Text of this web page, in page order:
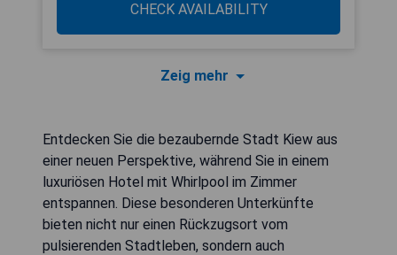
CHECK AVAILABILITY
Zeig mehr
Entdecken Sie die bezaubernde Stadt Kiew aus
einer neuen Perspektive, während Sie in einem
luxuriösen Hotel mit Whirlpool im Zimmer
entspannen. Diese besonderen Unterkünfte
bieten nicht nur einen Rückzugsort vom
pulsierenden Stadtleben, sondern auch